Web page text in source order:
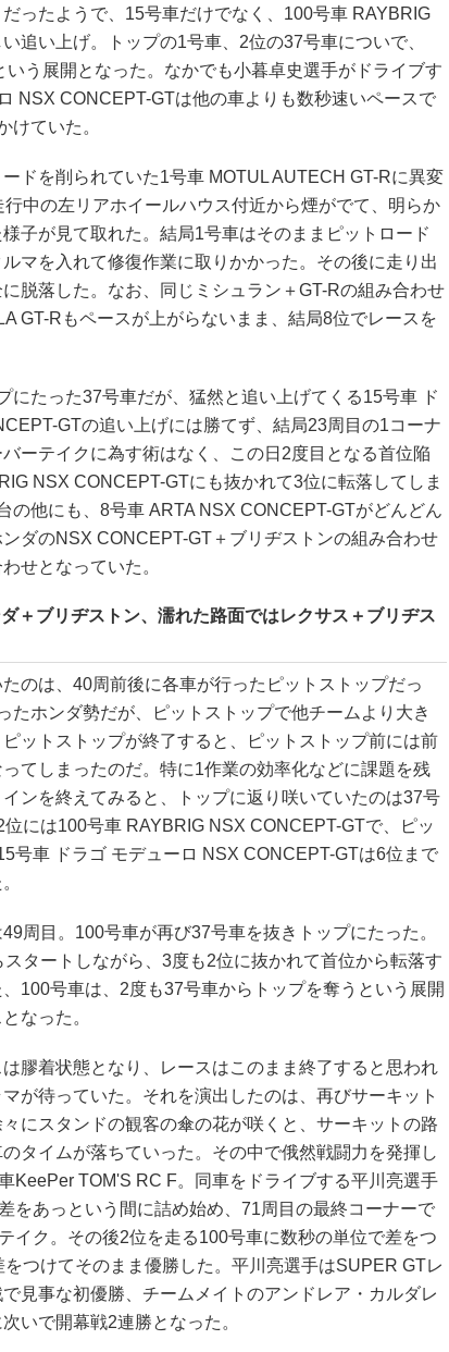
ったようで、15号車だけでなく、100号車 RAYBRIG
追い上げ。トップの1号車、2位の37号車についで、
う展開となった。なかでも小暮卓史選手がドライブす
NSX CONCEPT-GTは他の車よりも数秒速いペースで
けていた。
ドを削られていた1号車 MOTUL AUTECH GT-Rに異変
中の左リアホイールハウス付近から煙がでて、明らか
子が見て取れた。結局1号車はそのままピットロード
マを入れて修復作業に取りかかった。その後に走り出
脱落した。なお、同じミシュラン＋GT-Rの組み合わせ
GT-Rもペースが上がらないまま、結局8位でレースを
たった37号車だが、猛然と追い上げてくる15号車 ド
GTの追い上げには勝てず、結局23周目の1コーナ
ーテイクに為す術はなく、この日2度目となる首位陥
NSX CONCEPT-GTにも抜かれて3位に転落してしま
の他にも、8号車 ARTA NSX CONCEPT-GTがどんどん
ダのNSX CONCEPT-GT＋ブリヂストンの組み合わせ
せとなっていた。
＋ブリヂストン、濡れた路面ではレクサス＋ブリヂス
のは、40周前後に各車が行ったピットストップだっ
たホンダ勢だが、ピットストップで他チームより大き
ットストップが終了すると、ピットストップ前には前
てしまったのだ。特に1作業の効率化などに課題を残
ンを終えてみると、トップに返り咲いていたのは37号
には100号車 RAYBRIG NSX CONCEPT-GTで、ピッ
号車 ドラゴ モデューロ NSX CONCEPT-GTは6位まで
周目。100号車が再び37号車を抜きトップにたった。
タートしながら、3度も2位に抜かれて首位から転落す
100号車は、2度も37号車からトップを奪うという展開
なった。
膠着状態となり、レースはこのまま終了すると思われ
が待っていた。それを演出したのは、再びサーキット
にスタンドの観客の傘の花が咲くと、サーキットの路
タイムが落ちていった。その中で俄然戦闘力を発揮し
KeePer TOM'S RC F。同車をドライブする平川亮選手
をあっという間に詰め始め、71周目の最終コーナーで
イク。その後2位を走る100号車に数秒の単位で差をつ
つけてそのまま優勝した。平川亮選手はSUPER GTレ
見事な初優勝、チームメイトのアンドレア・カルダレ
いで開幕戦2連勝となった。